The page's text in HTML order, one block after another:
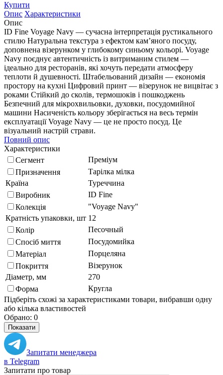
Купити
Опис Характеристики
Опис
ID Fine Voyage Navy — сучасна інтерпретація рустикального
стилю Натуральна текстура з ефектом кам’яного посуду,
доповнена візерунком у глибокому синьому кольорі. Voyage
Navy поєднує автентичність із витриманим стилем —
ідеально для ресторанів, які хочуть передати атмосферу
теплоти й душевності. Штабельований дизайн — економія
простору на кухні Цифровий принт — візерунок не вицвітає з
роками Стійкий до сколів, термошоків і пошкоджень
Безпечний для мікрохвильовки, духовки, посудомийної
машини Насиченість кольору зберігається на весь термін
експлуатації Voyage Navy — це не просто посуд. Це
візуальний настрій страви.
Повний опис
Характеристики
Сегмент
Преміум
Призначення
Тарілка мілка
Країна
Туреччина
Виробник
ID Fine
Колекція
"Voyage Navy"
Кратність упаковки, шт 12
Колір
Песочный
Спосіб миття
Посудомийка
Матеріал
Порцеляна
Покриття
Візерунок
Діаметр, мм
270
Форма
Кругла
Підберіть схожі за характеристиками товари, вибравши одну
або кілька властивостей
Обрано: 0
Показати
Запитати менеджера
в Telegram
Запитати про товар